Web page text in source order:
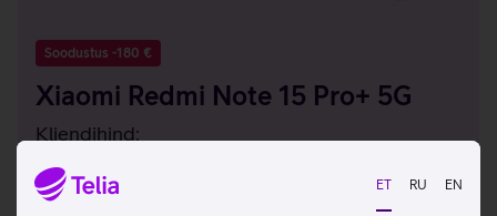
ET RU EN
Soodustus -180 €
Xiaomi Redmi Note 15 Pro+ 5G
Kliendihind:
319 €
Tavahind: 499 €